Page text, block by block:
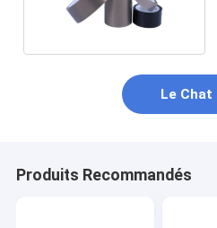
Le Chat
Produits Recommandés